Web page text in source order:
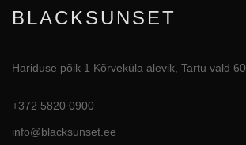
BLACKSUNSET
Hariduse põik 1 Kõrveküla alevik, Tartu vald
+372 5820 0900
info@blacksunset.ee